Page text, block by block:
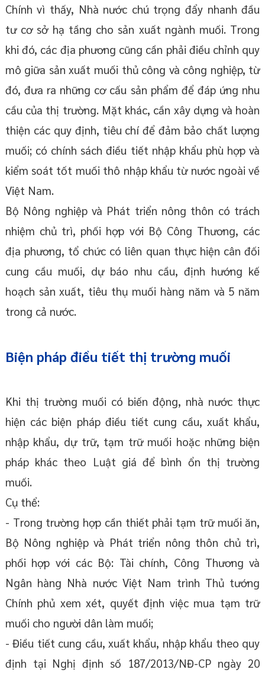
Chính vì thấy, Nhà nước chú trọng đẩy nhanh đầu
tư cơ sở hạ tầng cho sản xuất ngành muối. Trong
khi đó, các địa phương cũng cần phải điều chỉnh quy
mô giữa sản xuất muối thủ công và công nghiệp, từ
đó, đưa ra những cơ cấu sản phẩm để đáp ứng nhu
cầu của thị trường. Mặt khác, cần xây dựng và hoàn
thiện các quy định, tiêu chí để đảm bảo chất lượng
muối; có chính sách điều tiết nhập khẩu phù hợp và
kiểm soát tốt muối thô nhập khẩu từ nước ngoài về
Việt Nam.
Bộ Nông nghiệp và Phát triển nông thôn có trách
nhiệm chủ trì, phối hợp với Bộ Công Thương, các
địa phương, tổ chức có liên quan thực hiện cân đối
cung cầu muối, dự báo nhu cầu, định hướng kế
hoạch sản xuất, tiêu thụ muối hàng năm và 5 năm
trong cả nước.
Biện pháp điều tiết thị trường muối
Khi thị trường muối có biến động, nhà nước thực
hiện các biện pháp điều tiết cung cầu, xuất khẩu,
nhập khẩu, dự trữ, tạm trữ muối hoặc những biện
pháp khác theo Luật giá để bình ổn thị trường
muối.
Cụ thể:
- Trong trường hợp cần thiết phải tạm trữ muối ăn,
Bộ Nông nghiệp và Phát triển nông thôn chủ trì,
phối hợp với các Bộ: Tài chính, Công Thương và
Ngân hàng Nhà nước Việt Nam trình Thủ tướng
Chính phủ xem xét, quyết định việc mua tạm trữ
muối cho người dân làm muối;
- Điều tiết cung cầu, xuất khẩu, nhập khẩu theo quy
định tại Nghị định số 187/2013/NĐ-CP ngày 20